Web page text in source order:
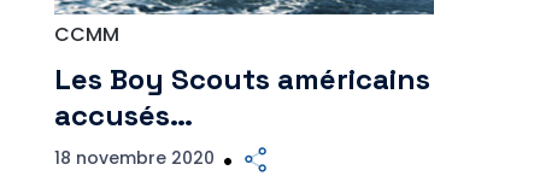
CCMM
Les Boy Scouts américains
accusés…
18 novembre 2020